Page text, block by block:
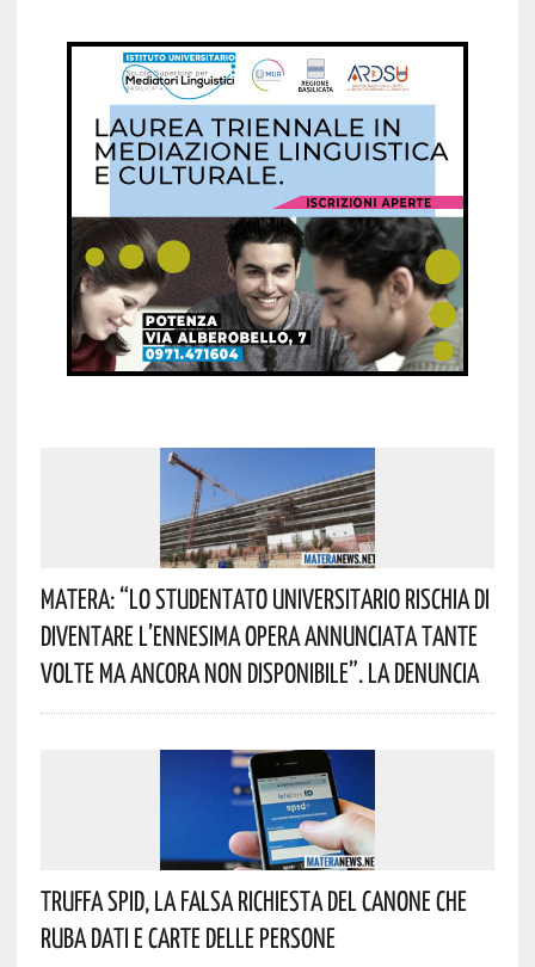
Matera: “Lo Studentato Universitario Rischia Di
Diventare L’ennesima Opera Annunciata Tante
Volte Ma Ancora Non Disponibile”. La Denuncia
Truffa Spid, La Falsa Richiesta Del Canone Che
Ruba Dati E Carte Delle Persone